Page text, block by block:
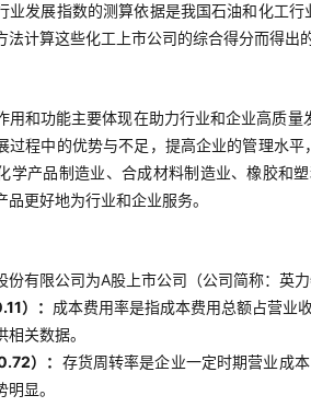
业发展指数的测算依据是我国石油和化工
法计算这些化工上市公司的综合得分而得
用和功能主要体现在助力行业和企业高质
过程中的优势与不足，提高企业的管理水
学产品制造业、合成材料制造业、橡胶和
更好地为行业和企业服务。
份有限公司为A股上市公司（公司简称：
）： 成本费用率是指成本费用总额占营业
关数据。
）： 存货周转率是企业一定时期营业成
显。